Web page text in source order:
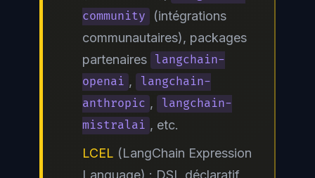
community
(intégrations
communautaires), packages
partenaires langchain-
openai ,
langchain-
anthropic ,
langchain-
mistralai , etc.
LCEL (LangChain Expression
Language) : DSL déclaratif